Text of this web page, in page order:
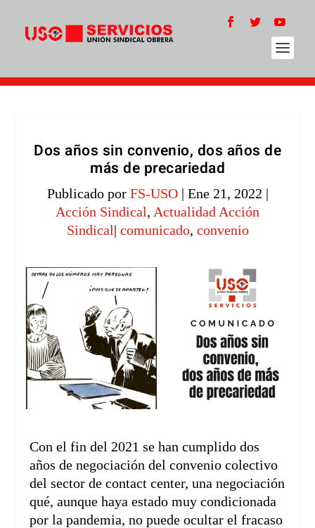
Dos años sin convenio, dos años de
más de precariedad
Publicado por FS-USO| Ene 21, 2022 |
Acción Sindical, Actualidad Acción
Sindical| comunicado, convenio
Con el fin del 2021 se han cumplido dos
años de negociación del convenio colectivo
del sector de contact center, una negociación
qué, aunque haya estado muy condicionada
por la pandemia, no puede ocultar el fracaso